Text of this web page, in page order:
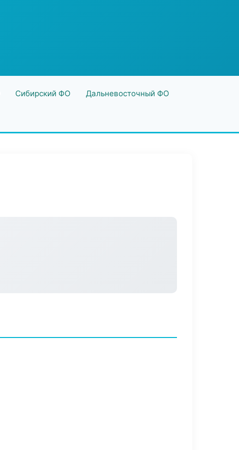
Сибирский ФО Дальневосточный ФО